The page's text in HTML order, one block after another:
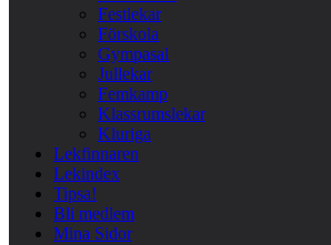
Festlekar
Förskola
Gympasal
Jullekar
Femkamp
Klassrumslekar
Kluriga
Lekfinnaren
Lekindex
Tipsa!
Bli medlem
Mina Sidor